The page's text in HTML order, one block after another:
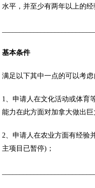
水平，并至少有两年以上的经
基本条件
满足以下其中一点的可以考虑
1、申请人在文化活动或体育
能力在此方面对加拿大做出巨
2、申请人在农业方面有经验
主项目已暂停)；